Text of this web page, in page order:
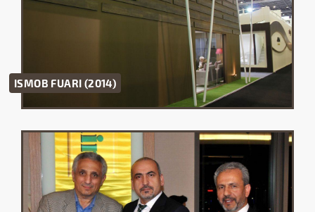
ISMOB FUARI (2014)